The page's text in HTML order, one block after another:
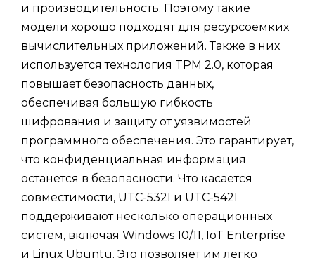
и производительность. Поэтому такие
модели хорошо подходят для ресурсоемких
вычислительных приложений. Также в них
используется технология TPM 2.0, которая
повышает безопасность данных,
обеспечивая большую гибкость
шифрования и защиту от уязвимостей
программного обеспечения. Это гарантирует,
что конфиденциальная информация
останется в безопасности. Что касается
совместимости, UTC-532I и UTC-542I
поддерживают несколько операционных
систем, включая Windows 10/11, IoT Enterprise
и Linux Ubuntu. Это позволяет им легко